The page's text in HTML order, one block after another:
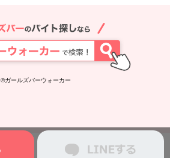
©ガールズバーウォーカー